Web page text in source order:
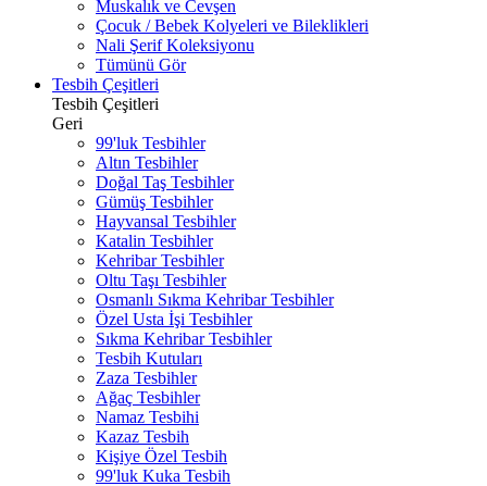
Muskalık ve Cevşen
Çocuk / Bebek Kolyeleri ve Bileklikleri
Nali Şerif Koleksiyonu
Tümünü Gör
Tesbih Çeşitleri
Tesbih Çeşitleri
Geri
99'luk Tesbihler
Altın Tesbihler
Doğal Taş Tesbihler
Gümüş Tesbihler
Hayvansal Tesbihler
Katalin Tesbihler
Kehribar Tesbihler
Oltu Taşı Tesbihler
Osmanlı Sıkma Kehribar Tesbihler
Özel Usta İşi Tesbihler
Sıkma Kehribar Tesbihler
Tesbih Kutuları
Zaza Tesbihler
Ağaç Tesbihler
Namaz Tesbihi
Kazaz Tesbih
Kişiye Özel Tesbih
99'luk Kuka Tesbih